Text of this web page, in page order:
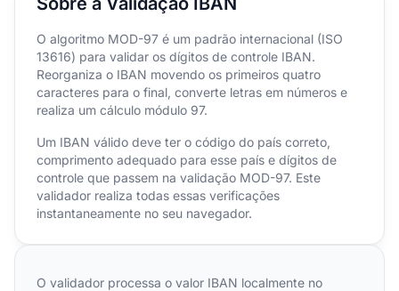
O algoritmo MOD-97 é um padrão internacional (ISO
13616) para validar os dígitos de controle IBAN.
Reorganiza o IBAN movendo os primeiros quatro
caracteres para o final, converte letras em números e
realiza um cálculo módulo 97.
Um IBAN válido deve ter o código do país correto,
comprimento adequado para esse país e dígitos de
controle que passem na validação MOD-97. Este
validador realiza todas essas verificações
instantaneamente no seu navegador.
O validador processa o valor IBAN localmente no